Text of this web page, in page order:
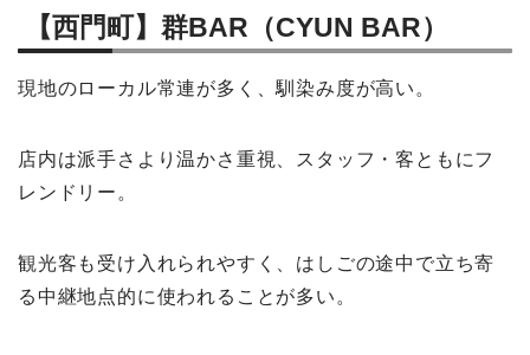
【西門町】群BAR（CYUN BAR）
現地のローカル常連が多く、馴染み度が高い。
店内は派手さより温かさ重視、スタッフ・客ともにフ
レンドリー。
観光客も受け入れられやすく、はしごの途中で立ち寄
る中継地点的に使われることが多い。